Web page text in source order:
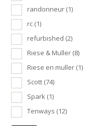
randonneur (1)
rc (1)
refurbished (2)
Riese & Muller (8)
Riese en muller (1)
Scott (74)
Spark (1)
Tenways (12)